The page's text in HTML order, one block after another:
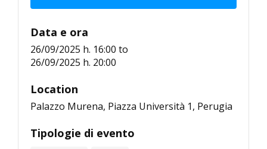
Data e ora
26/09/2025 h. 16:00 to
26/09/2025 h. 20:00
Location
Palazzo Murena, Piazza Università 1, Perugia
Tipologie di evento